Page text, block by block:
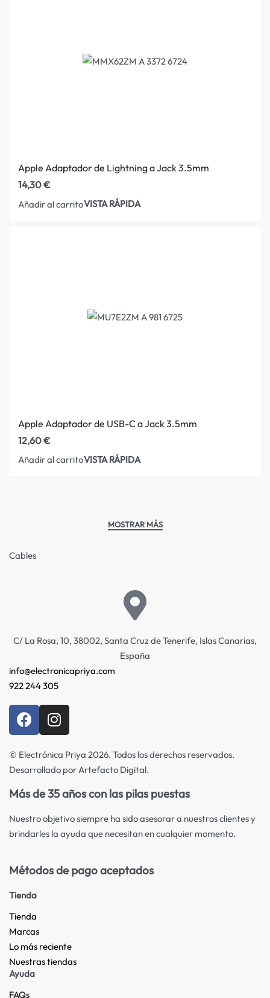
Apple Adaptador de Lightning a Jack 3.5mm
14,30€
Añadir al carritoVISTA RÁPIDA
Apple Adaptador de USB-C a Jack 3.5mm
12,60€
Añadir al carritoVISTA RÁPIDA
Cables
C/ La Rosa, 10, 38002, Santa Cruz de Tenerife, Islas Canarias,
España
info@electronicapriya.com
922 244 305
© Electrónica Priya 2026. Todos los derechos reservados.
Desarrollado por Artefacto Digital.
Más de 35 años con las pilas puestas
Nuestro objetivo siempre ha sido asesorar a nuestros clientes y
brindarles la ayuda que necesitan en cualquier momento.
Métodos de pago aceptados
Tienda
Tienda
Marcas
Lo más reciente​
Nuestras tiendas​
Ayuda
FAQs